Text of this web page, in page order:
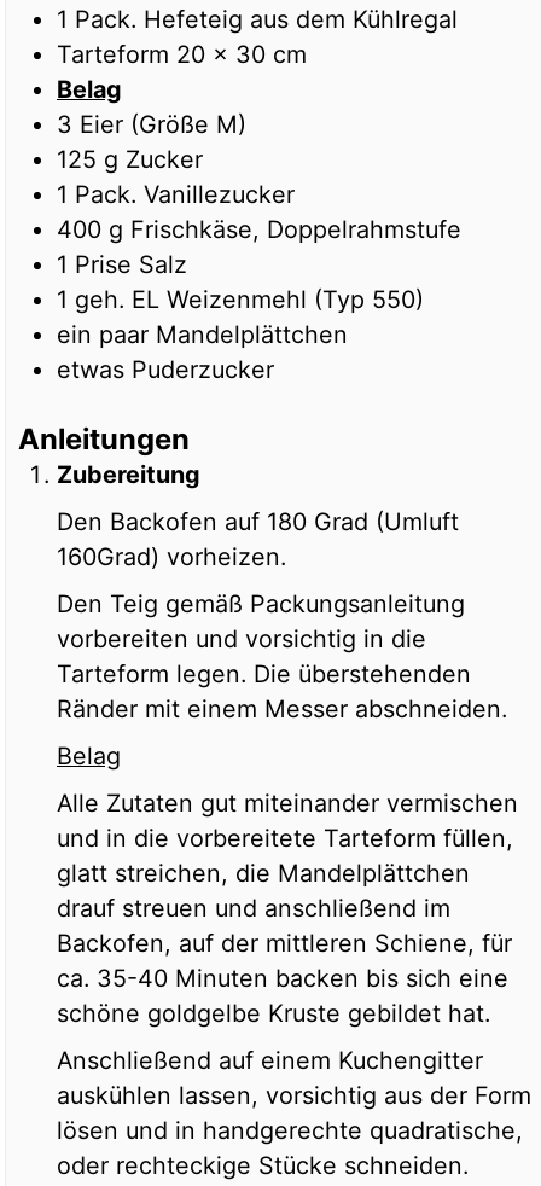
1 Pack. Hefeteig aus dem Kühlregal
Tarteform 20 x 30 cm
Belag
3 Eier (Größe M)
125 g Zucker
1 Pack. Vanillezucker
400 g Frischkäse, Doppelrahmstufe
1 Prise Salz
1 geh. EL Weizenmehl (Typ 550)
ein paar Mandelplättchen
etwas Puderzucker
Anleitungen
Zubereitung
Den Backofen auf 180 Grad (Umluft
160Grad) vorheizen.
Den Teig gemäß Packungsanleitung
vorbereiten und vorsichtig in die
Tarteform legen. Die überstehenden
Ränder mit einem Messer abschneiden.
Belag
Alle Zutaten gut miteinander vermischen
und in die vorbereitete Tarteform füllen,
glatt streichen, die Mandelplättchen
drauf streuen und anschließend im
Backofen, auf der mittleren Schiene, für
ca. 35-40 Minuten backen bis sich eine
schöne goldgelbe Kruste gebildet hat.
Anschließend auf einem Kuchengitter
auskühlen lassen, vorsichtig aus der Form
lösen und in handgerechte quadratische,
oder rechteckige Stücke schneiden.